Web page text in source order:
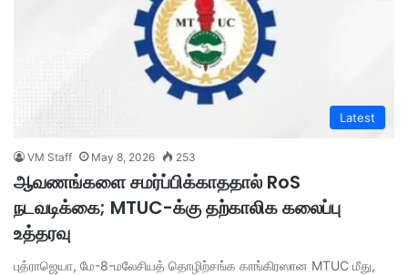
Latest
VM Staff May 8, 2026 253
ஆவணங்களை சமர்ப்பிக்காததால் RoS
நடவடிக்கை; MTUC-க்கு தற்காலிக கலைப்பு
உத்தரவு
புத்ராஜெயா, மே-8-மலேசியத் தொழிற்சங்க காங்கிரஸான MTUC மீது,